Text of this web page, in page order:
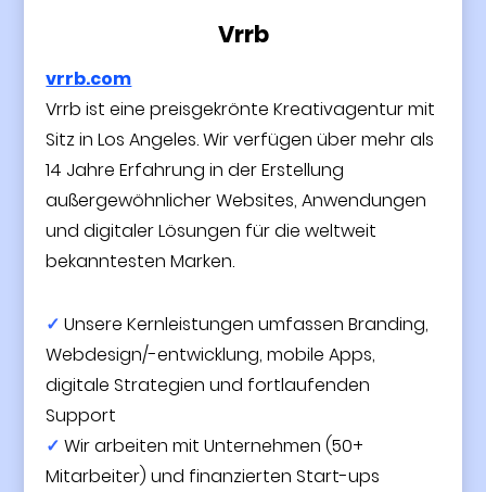
Vrrb
vrrb.com
Vrrb ist eine preisgekrönte Kreativagentur mit
Sitz in Los Angeles. Wir verfügen über mehr als
14 Jahre Erfahrung in der Erstellung
außergewöhnlicher Websites, Anwendungen
und digitaler Lösungen für die weltweit
bekanntesten Marken.
✓ Unsere Kernleistungen umfassen Branding,
Webdesign/-entwicklung, mobile Apps,
digitale Strategien und fortlaufenden
Support
✓ Wir arbeiten mit Unternehmen (50+
Mitarbeiter) und finanzierten Start-ups